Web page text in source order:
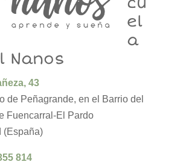
el
a
43
de Peñagrande, en el Barrio del
Fuencarral-El Pardo
(España)
814